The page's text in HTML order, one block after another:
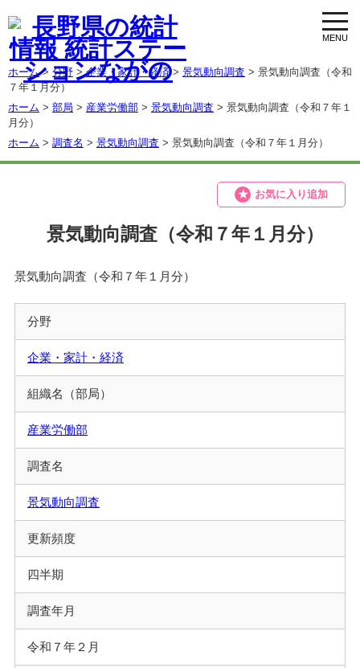
ホーム> 分野 >企業・家計・経済> 景気動向調査 > 景気動向調査（令和
７年１月分）
ホーム > 部局 > 産業労働部 > 景気動向調査 > 景気動向調査（令和７年１
月分）
ホーム > 調査名 > 景気動向調査 > 景気動向調査（令和７年１月分）
景気動向調査（令和７年１月分）
お気に入り追加
景気動向調査（令和７年１月分）
分野
企業・家計・経済
組織名（部局）
産業労働部
調査名
景気動向調査
更新頻度
四半期
調査年月
令和７年２月